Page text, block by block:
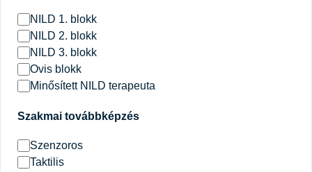
NILD 1. blokk
NILD 2. blokk
NILD 3. blokk
Ovis blokk
Minősített NILD terapeuta
Szakmai továbbképzés
Szenzoros
Taktilis